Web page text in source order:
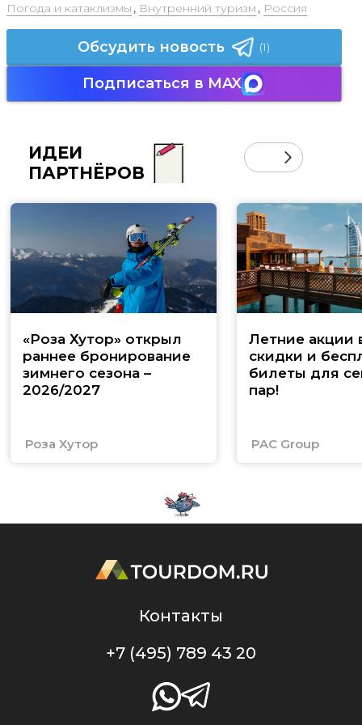
Погода и катаклизмы , Внутренний туризм , Россия
Обсудить новость (1)
Подписаться в MAX
ИДЕИ
ПАРТНЁРОВ
«Роза Хутор» открыл
раннее бронирование
зимнего сезона –
2026/2027
Роза Хутор
Летние акции
скидки и
билеты для
пар!
PAC Group
Контакты
+7 (495) 789 43 20